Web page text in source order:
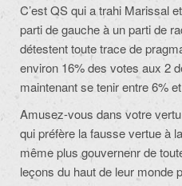
C’est QS qui a trahi Marissal
parti de gauche à un parti de
détestent toute trace de
environ 16% des votes aux 2
maintenant se tenir entre 6%
Amusez-vous dans votre
qui préfère la fausse vertue à
même plus gouvernenr de
leçons du haut de leur monde